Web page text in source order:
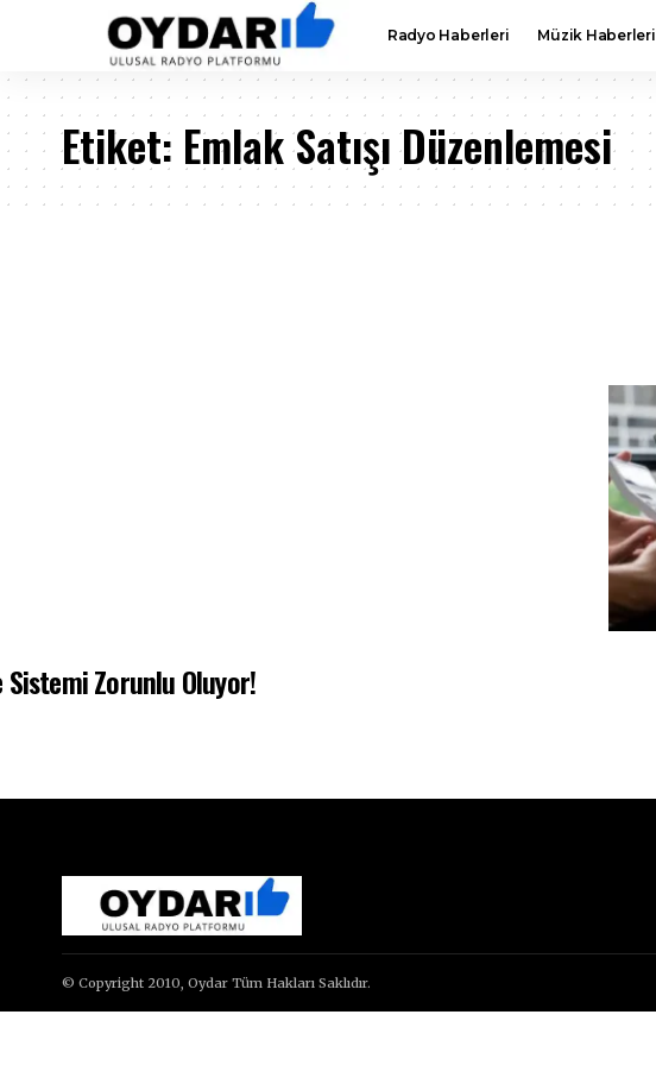
Radyo Haberleri Müzik Haberleri
Etiket: Emlak Satışı Düzenlemesi
Sistemi Zorunlu Oluyor!
© Copyright 2010, Oydar Tüm Hakları Saklıdır.